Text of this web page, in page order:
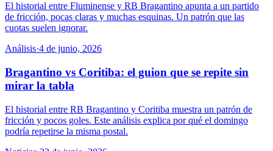
El historial entre Fluminense y RB Bragantino apunta a un partido
de fricción, pocas claras y muchas esquinas. Un patrón que las
cuotas suelen ignorar.
Análisis·4 de junio, 2026
Bragantino vs Coritiba: el guion que se repite sin
mirar la tabla
El historial entre RB Bragantino y Coritiba muestra un patrón de
fricción y pocos goles. Este análisis explica por qué el domingo
podría repetirse la misma postal.